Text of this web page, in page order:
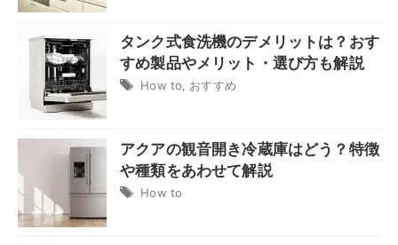
タンク式食洗機のデメリットは？おす
すめ製品やメリット・選び方も解説
How to おすすめ
アクアの観音開き冷蔵庫はどう？特徴
や種類をあわせて解説
How to